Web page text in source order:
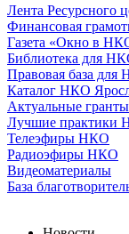
Лента Ресурсного
Финансовая
Газета «Окно в
Библиотека для
Правовая база для
Каталог НКО
Актуальные
Лучшие практики
Телеэфиры НКО
Радиоэфиры НКО
Видеоматериалы
База